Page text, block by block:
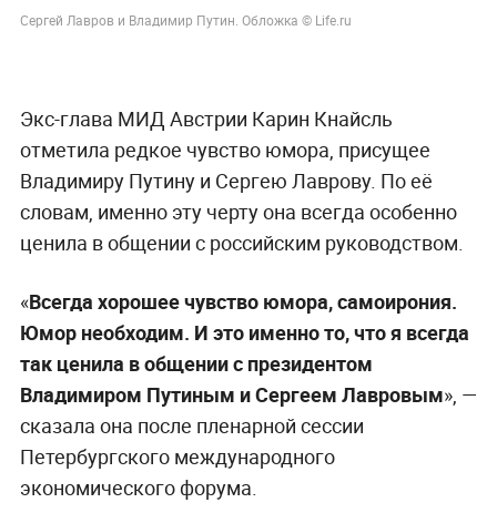
Сергей Лавров и Владимир Путин. Обложка © Life.ru
Экс-глава МИД Австрии Карин Кнайсль
отметила редкое чувство юмора, присущее
Владимиру Путину и Сергею Лаврову. По её
словам, именно эту черту она всегда особенно
ценила в общении с российским руководством.
«Всегда хорошее чувство юмора, самоирония.
Юмор необходим. И это именно то, что я всегда
так ценила в общении с президентом
Владимиром Путиным и Сергеем Лавровым», —
сказала она после пленарной сессии
Петербургского международного
экономического форума.